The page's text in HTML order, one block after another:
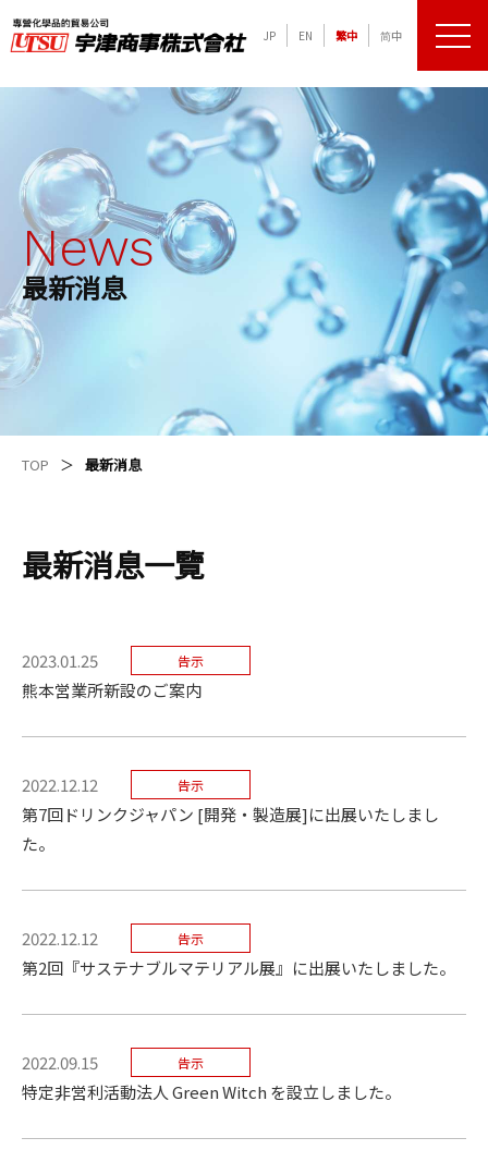
JP EN 繁中 简中 メニ
News
最新消息
TOP 最新消息
最新消息一覽
2023.01.25 告示
熊本営業所新設のご案内
2022.12.12 告示
第7回ドリンクジャパン [開発・製造展]に出展いたしまし
た。
2022.12.12 告示
第2回『サステナブルマテリアル展』に出展いたしました。
2022.09.15 告示
特定非営利活動法人 Green Witch を設立しました。